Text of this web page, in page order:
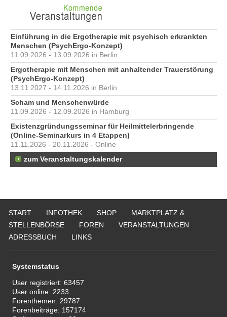
Einführung in die Ergotherapie mit psychisch erkrankten
Menschen (PsychErgo-Konzept)
11.09.2026 - 13.09.2026 in Berlin
Ergotherapie mit Menschen mit anhaltender Trauerstörung
(PsychErgo-Konzept)
13.11.2027 - 14.11.2026 in Berlin
Scham und Menschenwürde
11.09.2026 - 12.09.2026 in Hamburg
Existenzgründungsseminar für Heilmittelerbringende
(Online-Seminarkurs in 4 Etappen)
11.11.2026 - 20.11.2026 - Online
zum Veranstaltungskalender
START INFOTHEK SHOP
MARKTPLATZ &
STELLENBÖRSE
FOREN
VERANSTALTUNGEN
ADRESSBUCH
LINKS
Systemstatus
User registriert:63457
User online: 2233
Forenthemen: 29787
Forenbeiträge: 157174